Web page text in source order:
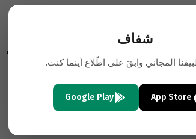
الثلاثاء في واشنطن، برعاية الولايات
الأرز» مقابل نزع سلاح حزب
شفاف
المجاني وابقَ على اطّلاع أينما كنت.
App Store
Google Play